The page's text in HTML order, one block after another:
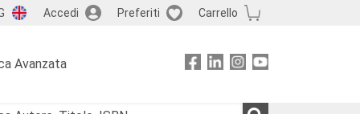
Accedi Preferiti Carrello
Avanzata